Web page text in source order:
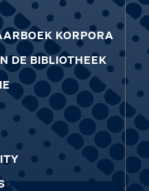
KORPORA
DE BIBLIOTHEEK